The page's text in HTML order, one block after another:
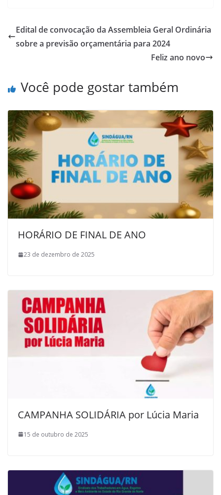
Edital de convocação da Assembleia Geral Ordinária
sobre a previsão orçamentária para 2024
Feliz ano novo
Você pode gostar também
HORÁRIO DE FINAL DE ANO
23 de dezembro de 2025
CAMPANHA SOLIDÁRIA por Lúcia Maria
15 de outubro de 2025